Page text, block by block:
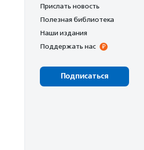
Прислать новость
Полезная библиотека
Наши издания
Поддержать нас
Подписаться